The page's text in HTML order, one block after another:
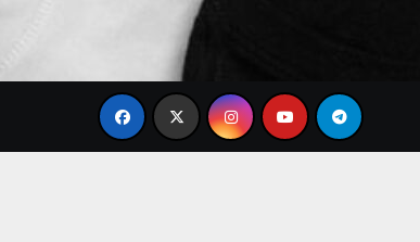
Brand Baju Modis Terbaru 2026: Desain Simple